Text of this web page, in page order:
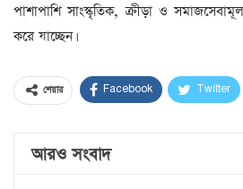
পাশাপাশি সাংস্কৃতিক, ক্রীড়া ও
করে যাচ্ছেন।
শেয়ার Facebook Twitter
আরও সংবাদ